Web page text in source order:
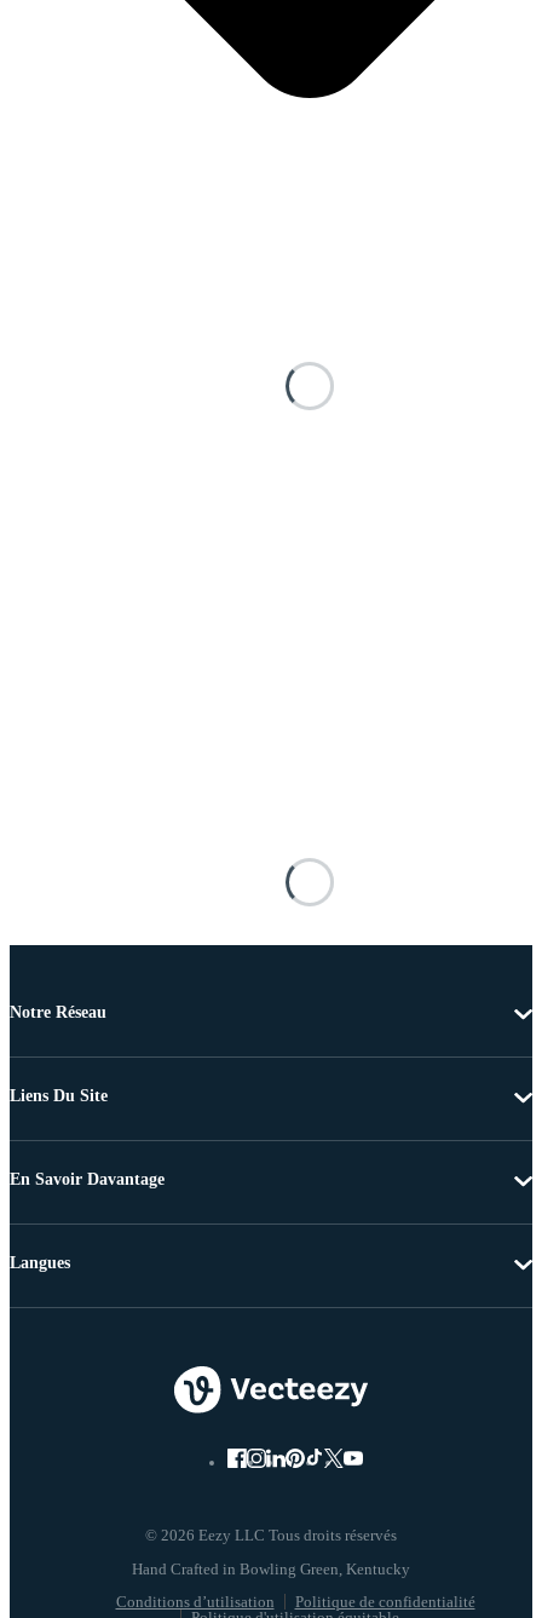
Notre Réseau
Liens Du Site
En Savoir Davantage
© 2026 Eezy LLC Tous droits réservés
Conditions d’utilisation
Politique de confidentialité
Langues